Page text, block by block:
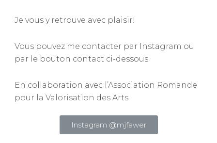
Je vous y retrouve avec plaisir!
Vous pouvez me contacter par Instagram ou
par le bouton contact ci-dessous.
En collaboration avec l’Association Romande
pour la Valorisation des Arts.
Instagram @mjfawer